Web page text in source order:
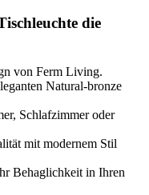
die
von Ferm Living.
Natural-bronze
Schlafzimmer oder
mit modernem Stil
Behaglichkeit in Ihren